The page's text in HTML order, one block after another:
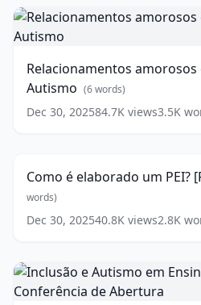
words)
Relacionamentos
amorosos
de
com
Autismo (
words)
Relacionamentos amorosos
Autismo (6words)
Dec 30, 202584.7K views3.5K
Como
PEI?
[PASSO
A
PASSO]
words)
Como é elaborado um PEI?
words)
Dec 30, 202540.8K views2.8K
Inclusão
e
Autismo